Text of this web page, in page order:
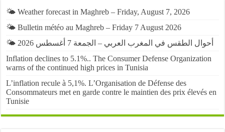
🌤️ Weather forecast in Maghreb – Friday, August 7, 2026
🌤️ Bulletin météo au Maghreb – Friday 7 August 2026
🌤️ أحوال الطقس في المغرب العربي – الجمعة 7 أغسطس 2026
Inflation declines to 5.1%.. The Consumer Defense Organization
warns of the continued high prices in Tunisia
L’inflation recule à 5,1%. L’Organisation de Défense des
Consommateurs met en garde contre le maintien des prix élevés en
Tunisie